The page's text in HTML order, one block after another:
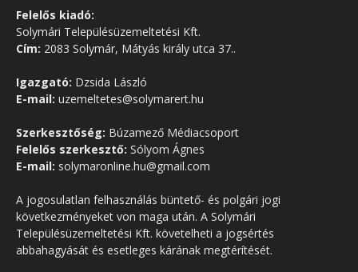
Felelős kiadó:
Solymári Településüzemeltetési Kft.
Cím: 2083 Solymár, Mátyás király utca 37..
Igazgató: Dzsida László
E-mail: uzemeltetes@solymarert.hu
Szerkesztőség: Búzamező Médiacsoport
Felelős szerkesztő: Sólyom Ágnes
E-mail: solymaronline.hu@gmail.com
A jogosulatlan felhasználás büntető- és polgári jogi
következményeket von maga után. A Solymári
Településüzemeltetési Kft. követelheti a jogsértés
abbahagyását és esetleges kárának megtérítését.